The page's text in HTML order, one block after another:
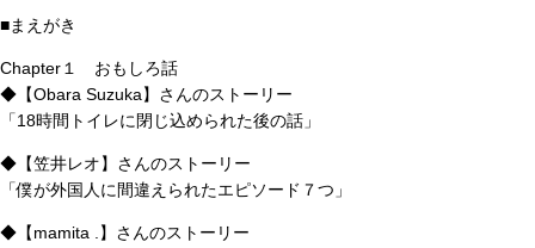
■まえがき
Chapter１ おもしろ話
◆【Obara Suzuka】さんのストーリー
「18時間トイレに閉じ込められた後の話」
◆【笠井レオ】さんのストーリー
「僕が外国人に間違えられたエピソード７つ」
◆【mamita .】さんのストーリー